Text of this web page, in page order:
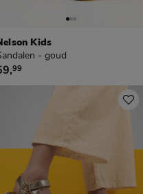
Kids
- goud
59,99
,99